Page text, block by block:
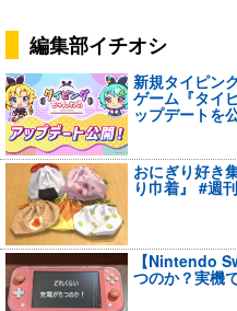
編集部イチオシ
新規タイピン
ゲーム『タイ
ップデートを
おにぎり好き
り巾着』 #週
【Nintendo
つのか？実機